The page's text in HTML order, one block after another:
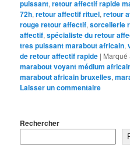
puissant,retour affectif rapide
72h,retour affectif rituel,retour
rouge retour affectif,sorcellerie
affectif,spécialiste du retour
tres puissant marabout africain,
de retour affectif rapide | Marqué
marabout voyant médium
marabout africain bruxelles,
Laisser un commentaire
Rechercher